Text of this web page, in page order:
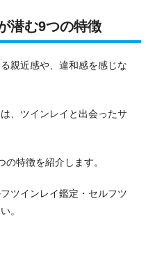
潜む9つの特徴
親近感や、違和感を感じな
、ツインレイと出会ったサ
特徴を紹介します。
ツインレイ鑑定・セルフツ
。